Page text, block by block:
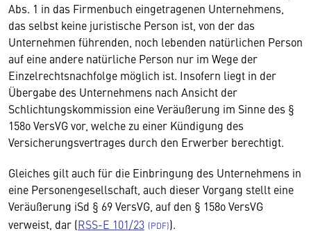
Abs. 1 in das Firmenbuch eingetragenen Unternehmens,
das selbst keine juristische Person ist, von der das
Unternehmen führenden, noch lebenden natürlichen Person
auf eine andere natürliche Person nur im Wege der
Einzelrechtsnachfolge möglich ist. Insofern liegt in der
Übergabe des Unternehmens nach Ansicht der
Schlichtungskommission eine Veräußerung im Sinne des §
158o VersVG vor, welche zu einer Kündigung des
Versicherungsvertrages durch den Erwerber berechtigt.
Gleiches gilt auch für die Einbringung des Unternehmens in
eine Personengesellschaft, auch dieser Vorgang stellt eine
Veräußerung iSd § 69 VersVG, auf den § 158o VersVG
verweist, dar (RSS-E 101/23 ).